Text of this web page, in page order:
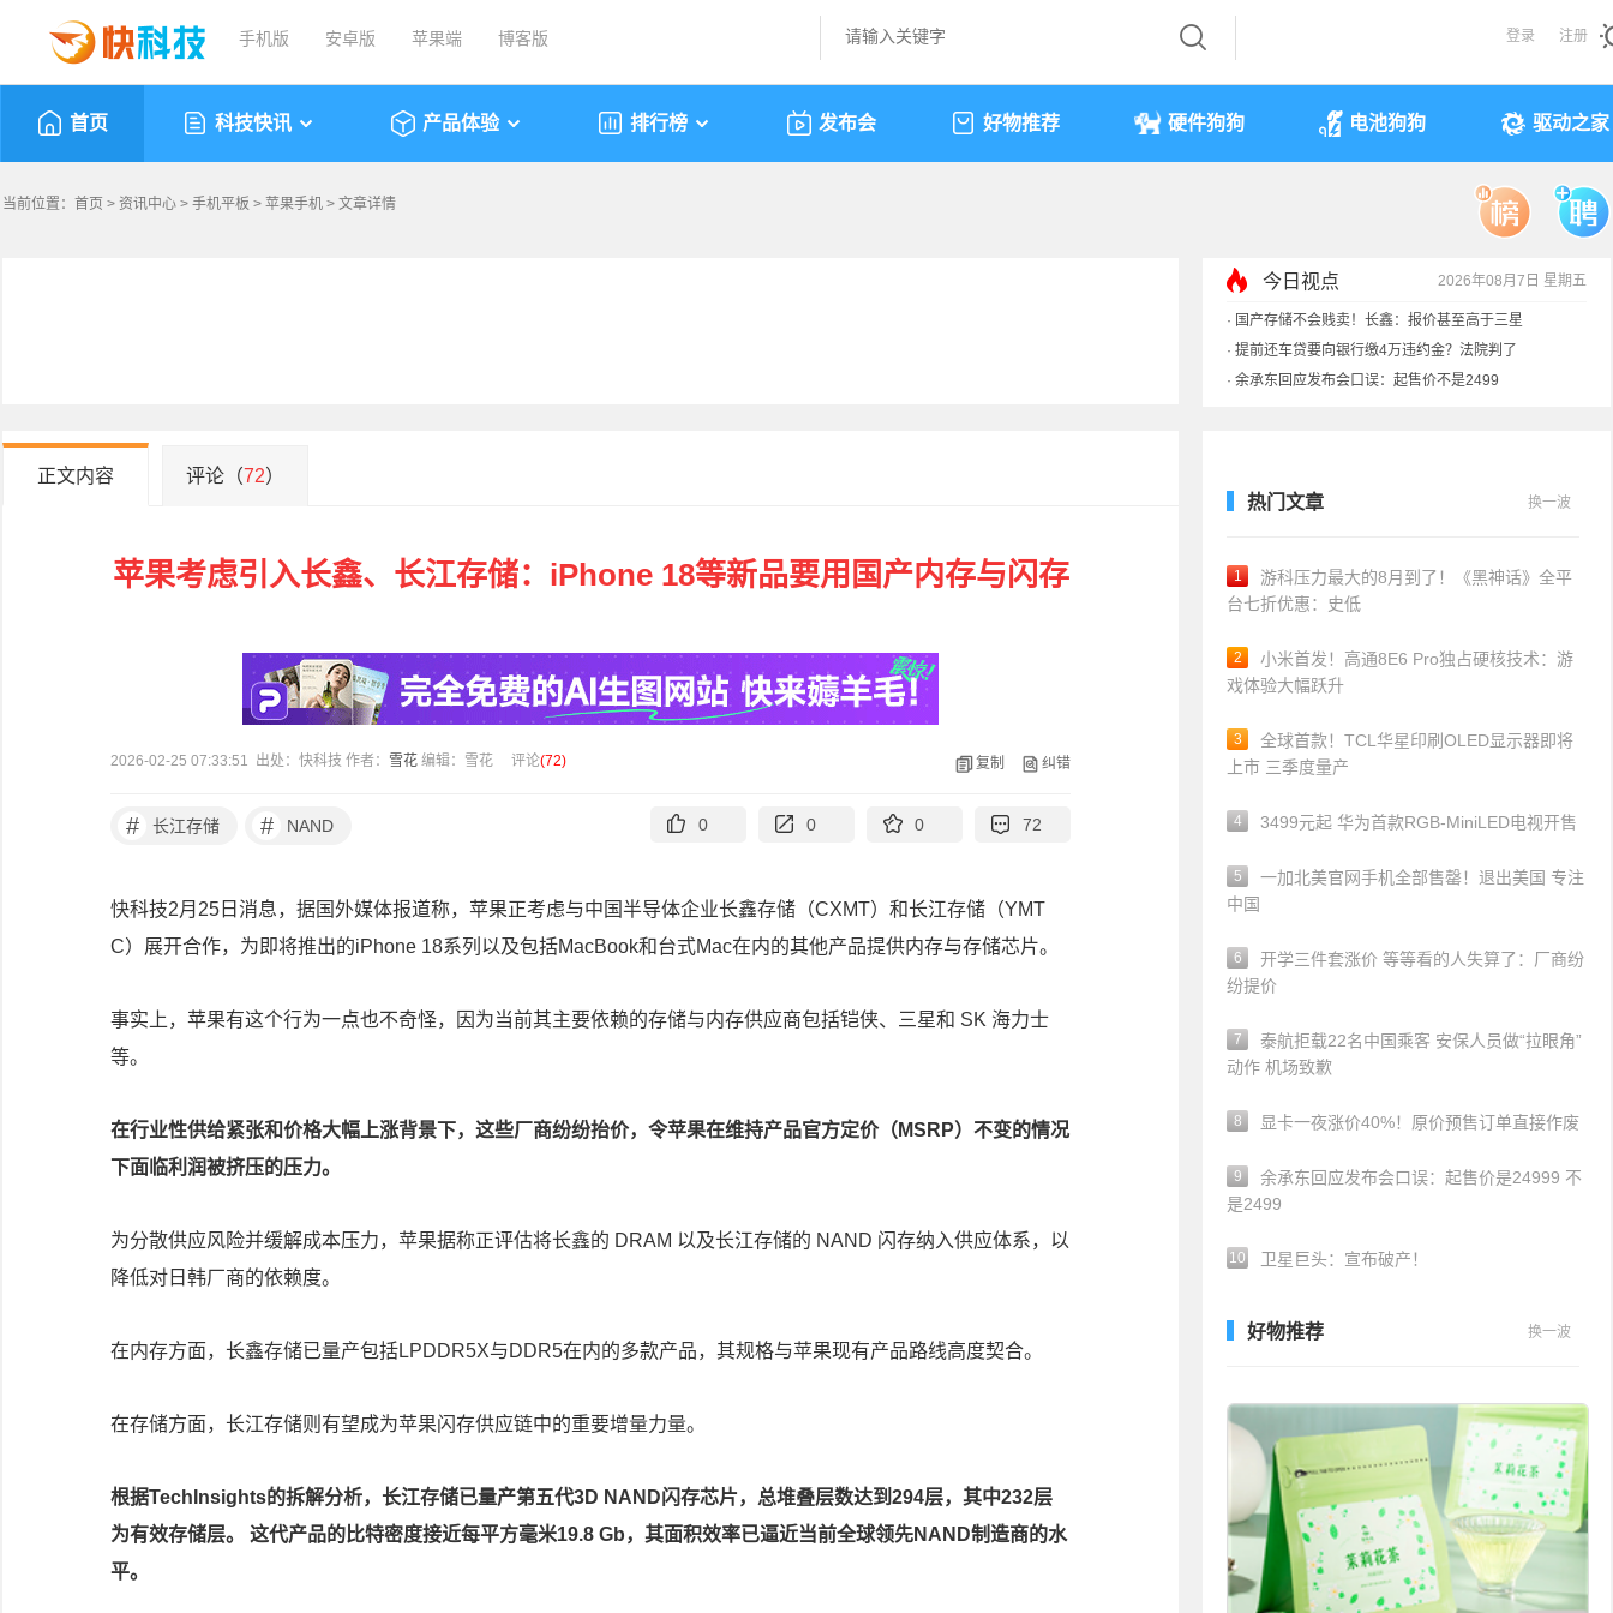
手机版 安卓版 苹果端 博客版 登录 注册
首页 科技快讯 产品体验 排行榜 发布会 好物推荐 硬件狗狗 电池狗狗 驱动之家
当前位置： 首页 > 资讯中心 > 手机平板 > 苹果手机 > 文章详情
今日视点 2026年08月7日 星期五
· 余承东回应发布会口误：起售价不是2499
· 奥迪斥巨资打造的电子门把手 CEO试驾后叫停
· 国产存储不会贱卖！长鑫：报价甚至高于三星
正文内容 评论（72）
苹果考虑引入长鑫、长江存储：iPhone 18等新品要用国产内存与闪存
2026-02-25 07:33:51 出处：快科技 作者： 雪花 编辑：雪花 评论(72) 复制 纠错
# 长江存储 # NAND 0 0 0 72
快科技2月25日消息，据国外媒体报道称，苹果正考虑与中国半导体企业长鑫存储（CXMT）和长江存储（YMT
C）展开合作，为即将推出的iPhone 18系列以及包括MacBook和台式Mac在内的其他产品提供内存与存储芯片。
事实上，苹果有这个行为一点也不奇怪，因为当前其主要依赖的存储与内存供应商包括铠侠、三星和 SK 海力士
等。
在行业性供给紧张和价格大幅上涨背景下，这些厂商纷纷抬价，令苹果在维持产品官方定价（MSRP）不变的情况
下面临利润被挤压的压力。
为分散供应风险并缓解成本压力，苹果据称正评估将长鑫的 DRAM 以及长江存储的 NAND 闪存纳入供应体系，以
降低对日韩厂商的依赖度。
在内存方面，长鑫存储已量产包括LPDDR5X与DDR5在内的多款产品，其规格与苹果现有产品路线高度契合。
在存储方面，长江存储则有望成为苹果闪存供应链中的重要增量力量。
根据TechInsights的拆解分析，长江存储已量产第五代3D NAND闪存芯片，总堆叠层数达到294层，其中232层
为有效存储层。 这代产品的比特密度接近每平方毫米19.8 Gb，其面积效率已逼近当前全球领先NAND制造商的水
平。
热门文章 换一波
1
游科压力最大的8月到了！《黑神话》全平
台七折优惠：史低
2
小米首发！高通8E6 Pro独占硬核技术：游
戏体验大幅跃升
3
全球首款！TCL华星印刷OLED显示器即将
上市 三季度量产
4 3499元起 华为首款RGB-MiniLED电视开售
5
一加北美官网手机全部售罄！退出美国 专注
中国
6
开学三件套涨价 等等看的人失算了：厂商纷
纷提价
7
泰航拒载22名中国乘客 安保人员做“拉眼角”
动作 机场致歉
8 显卡一夜涨价40%！原价预售订单直接作废
9
余承东回应发布会口误：起售价是24999 不
是2499
10 卫星巨头：宣布破产！
好物推荐 换一波